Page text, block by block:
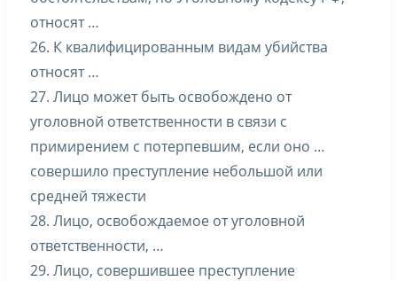
относят …
26. К квалифицированным видам убийства
относят …
27. Лицо может быть освобождено от
уголовной ответственности в связи с
примирением с потерпевшим, если оно …
совершило преступление небольшой или
средней тяжести
28. Лицо, освобождаемое от уголовной
ответственности, …
29. Лицо, совершившее преступление